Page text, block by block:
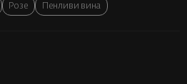
Розе Пенливи вина